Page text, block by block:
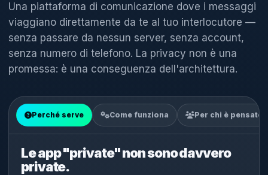
Una piattaforma di comunicazione dove i messaggi
viaggiano direttamente da te al tuo interlocutore —
senza passare da nessun server, senza account,
senza numero di telefono. La privacy non è una
promessa: è una conseguenza dell'architettura.
Perché serve Come funziona Per chi è pensato
Le app "private" non sono davvero
private.